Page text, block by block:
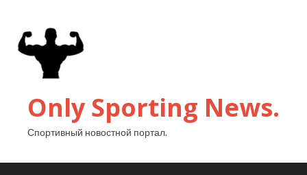
Only Sporting News.
Спортивный новостной портал.